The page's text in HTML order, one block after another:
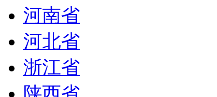
河南省
河北省
浙江省